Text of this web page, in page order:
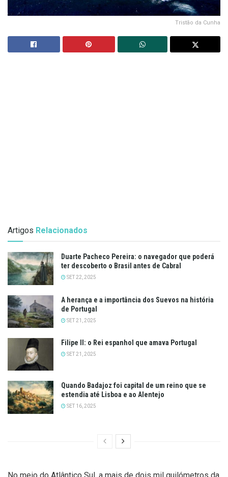
Tristão da Cunha
Artigos Relacionados
Duarte Pacheco Pereira: o navegador que poderá
ter descoberto o Brasil antes de Cabral
SET 22, 2025
A herança e a importância dos Suevos na história
de Portugal
SET 21, 2025
Filipe II: o Rei espanhol que amava Portugal
SET 21, 2025
Quando Badajoz foi capital de um reino que se
estendia até Lisboa e ao Alentejo
SET 16, 2025